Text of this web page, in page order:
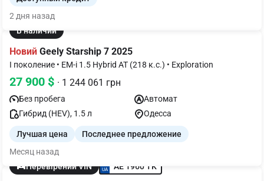
2 дня назад
В наличии
Новий Geely Starship 7 2025
I поколение • EM-i 1.5 Hybrid AT (218 к.с.) • Exploration
27 900 $ · 1 244 061 грн
Без пробега
Автомат
Гибрид (HEV), 1.5 л
Одесса
Лучшая цена
Последнее предложение
Месяц назад
Перевірений VIN
AE 1960 TK